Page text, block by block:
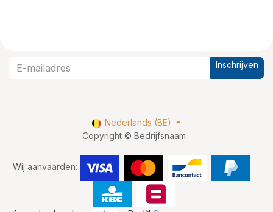
Inschrijven
Copyright © Bedrijfsnaam
Wij aanvaarden:
Nederlands (BE)